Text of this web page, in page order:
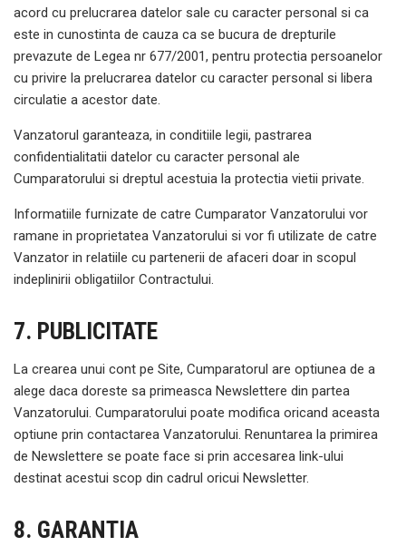
acord cu prelucrarea datelor sale cu caracter personal si ca
este in cunostinta de cauza ca se bucura de drepturile
prevazute de Legea nr 677/2001, pentru protectia persoanelor
cu privire la prelucrarea datelor cu caracter personal si libera
circulatie a acestor date.
Vanzatorul garanteaza, in conditiile legii, pastrarea
confidentialitatii datelor cu caracter personal ale
Cumparatorului si dreptul acestuia la protectia vietii private.
Informatiile furnizate de catre Cumparator Vanzatorului vor
ramane in proprietatea Vanzatorului si vor fi utilizate de catre
Vanzator in relatiile cu partenerii de afaceri doar in scopul
indeplinirii obligatiilor Contractului.
7. PUBLICITATE
La crearea unui cont pe Site, Cumparatorul are optiunea de a
alege daca doreste sa primeasca Newslettere din partea
Vanzatorului. Cumparatorului poate modifica oricand aceasta
optiune prin contactarea Vanzatorului. Renuntarea la primirea
de Newslettere se poate face si prin accesarea link-ului
destinat acestui scop din cadrul oricui Newsletter.
8. GARANTIA